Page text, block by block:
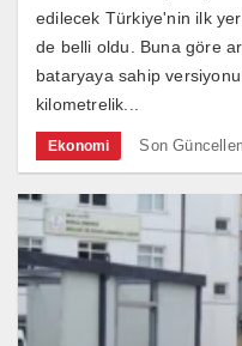
edilecek Türkiye'nin ilk
de belli oldu. Buna göre
bataryaya sahip
kilometrelik...
Ekonomi Son